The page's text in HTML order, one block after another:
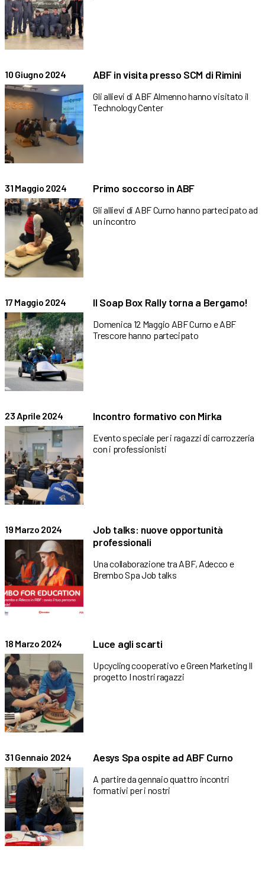
10 Giugno 2024 ABF in visita presso SCM di Rimini
Gli allievi di ABF Almenno hanno visitato il
Technology Center
31 Maggio 2024 Primo soccorso in ABF
Gli allievi di ABF Curno hanno partecipato ad
un incontro
17 Maggio 2024 Il Soap Box Rally torna a Bergamo!
Domenica 12 Maggio ABF Curno e ABF
Trescore hanno partecipato
23 Aprile 2024 Incontro formativo con Mirka
Evento speciale per i ragazzi di carrozzeria
con i professionisti
19 Marzo 2024
Job talks: nuove opportunità
professionali
Una collaborazione tra ABF, Adecco e
Brembo Spa Job talks
18 Marzo 2024 Luce agli scarti
Upcycling cooperativo e Green Marketing Il
progetto I nostri ragazzi
31 Gennaio 2024 Aesys Spa ospite ad ABF Curno
A partire da gennaio quattro incontri
formativi per i nostri